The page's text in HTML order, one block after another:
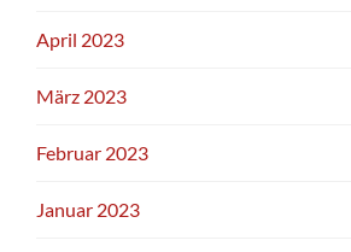
April 2023
März 2023
Februar 2023
Januar 2023